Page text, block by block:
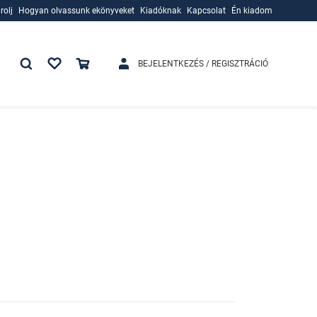
Hogyan olvassunk ekönyveket
Kiadóknak
Kapcsolat Én kiadom
BEJELENTKEZÉS / REGISZTRÁCIÓ